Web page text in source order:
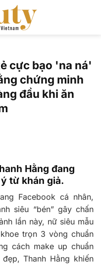
cực bạo 'na ná'
chứng minh
đầu khi ăn
Hằng đang
từ khán giả.
Facebook cá nhân,
siêu “bén” gây chấn
lần này, nữ siêu mẫu
trọn 3 vòng chuẩn
cách make up chuẩn
Thanh Hằng khiến